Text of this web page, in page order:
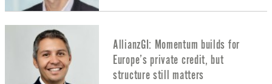
AllianzGI: Momentum builds for
Europe’s private credit, but
structure still matters